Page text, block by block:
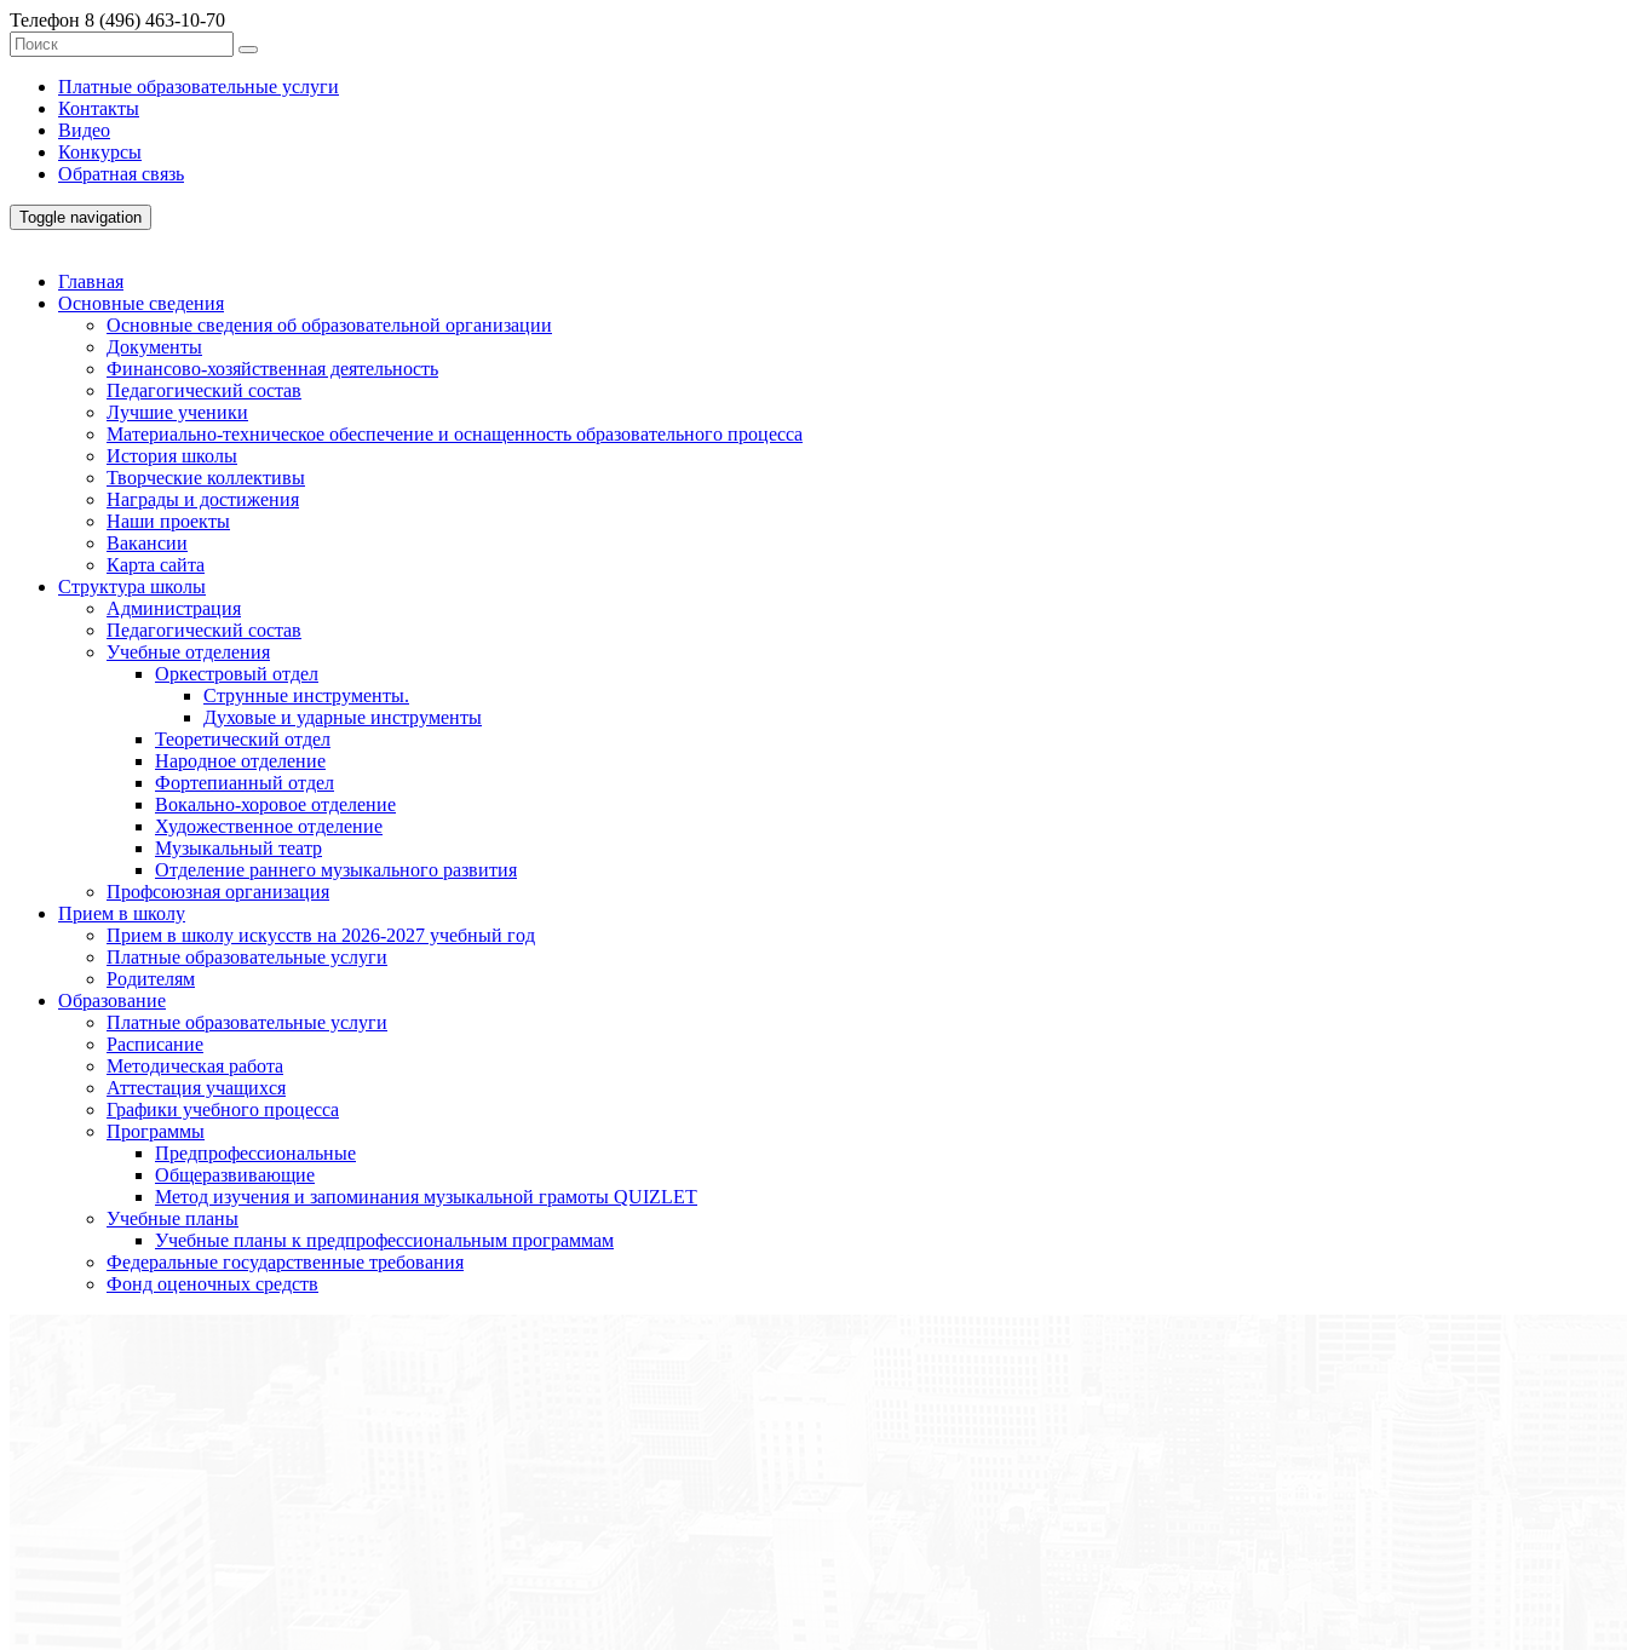
Телефон 8 (496) 463-10-70
Платные образовательные услуги
Контакты
Видео
Конкурсы
Обратная связь
Toggle navigation
Главная
Основные сведения
Основные сведения об образовательной организации
Документы
Финансово-хозяйственная деятельность
Педагогический состав
Лучшие ученики
Материально-техническое обеспечение и оснащенность образовательного процесса
История школы
Творческие коллективы
Награды и достижения
Наши проекты
Вакансии
Карта сайта
Структура школы
Администрация
Педагогический состав
Учебные отделения
Оркестровый отдел
Струнные инструменты.
Духовые и ударные инструменты
Теоретический отдел
Народное отделение
Фортепианный отдел
Вокально-хоровое отделение
Художественное отделение
Музыкальный театр
Отделение раннего музыкального развития
Профсоюзная организация
Прием в школу
Прием в школу искусств на 2026-2027 учебный год
Платные образовательные услуги
Родителям
Образование
Платные образовательные услуги
Расписание
Методическая работа
Аттестация учащихся
Графики учебного процесса
Программы
Предпрофессиональные
Общеразвивающие
Метод изучения и запоминания музыкальной грамоты QUIZLET
Учебные планы
Учебные планы к предпрофессиональным программам
Федеральные государственные требования
Фонд оценочных средств